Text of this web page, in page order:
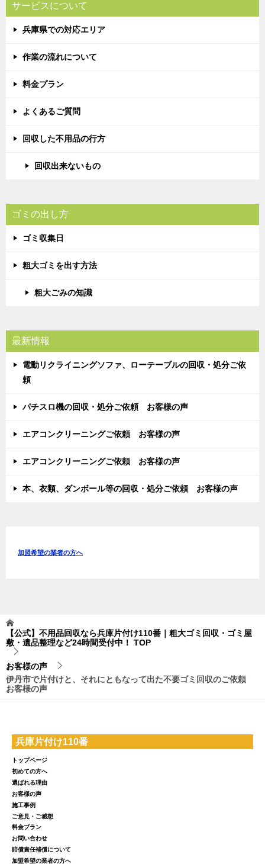
サービスについて
兵庫県での対応エリア
作業の流れについて
料金プラン
よくあるご質問
回収した不用品の行方
回収出来ないもの
ゴミの出し方
ゴミ収集日
粗大ゴミを出す方法
粗大ごみの知識
最新情報
電動リクライニングソファ、ローテーブルの回収・処分ご依
頼
パチスロ機の回収・処分ご依頼 お客様の声
エアコンクリーニングご依頼 お客様の声
エアコンクリーニングご依頼 お客様の声
本、衣類、ダンボール等の回収・処分ご依頼 お客様の声
加盟希望の業者の方へ
【公式】不用品回収なら兵庫片付け110番｜粗大ゴミ回収・ゴミ屋
敷・遺品整理など24時間受付中！ TOP
お客様の声
伊丹市で片付けと、それにともなって出た不要ゴミ回収のご依頼
お客様の声
兵庫片付け110番
トップページ
初めての方へ
選ばれる理由
お客様の声
施工事例
ご意見・ご感想
料金プラン
お問い合わせ
賠償責任補償について
加盟希望の業者の方へ